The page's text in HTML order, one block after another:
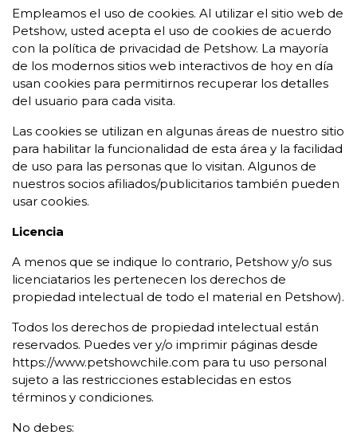
Empleamos el uso de cookies. Al utilizar el sitio web de
Petshow, usted acepta el uso de cookies de acuerdo
con la política de privacidad de Petshow. La mayoría
de los modernos sitios web interactivos de hoy en día
usan cookies para permitirnos recuperar los detalles
del usuario para cada visita.
Las cookies se utilizan en algunas áreas de nuestro sitio
para habilitar la funcionalidad de esta área y la facilidad
de uso para las personas que lo visitan. Algunos de
nuestros socios afiliados/publicitarios también pueden
usar cookies.
Licencia
A menos que se indique lo contrario, Petshow y/o sus
licenciatarios les pertenecen los derechos de
propiedad intelectual de todo el material en Petshow).
Todos los derechos de propiedad intelectual están
reservados. Puedes ver y/o imprimir páginas desde
https://www.petshowchile.com para tu uso personal
sujeto a las restricciones establecidas en estos
términos y condiciones.
No debes: